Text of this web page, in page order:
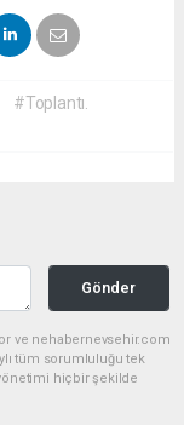
#Toplantı.
Gönder
ve nehabernevsehir.com
tüm sorumluluğu tek
hiçbir şekilde